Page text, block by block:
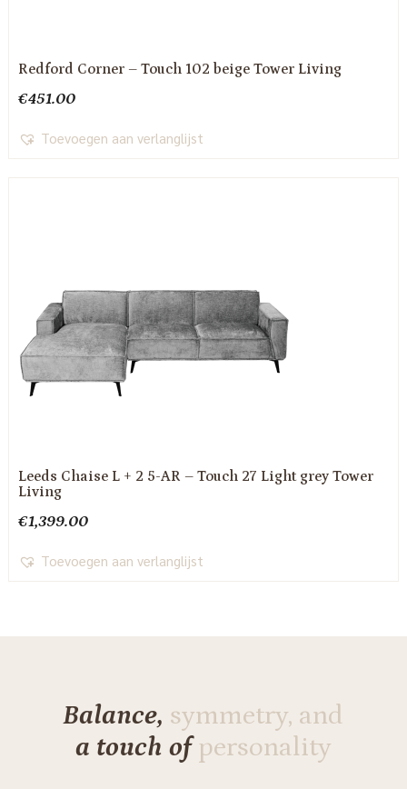
Redford Corner – Touch 102 beige Tower Living
€451.00
Toevoegen aan verlanglijst
Leeds Chaise L + 2 5-AR – Touch 27 Light grey Tower
Living
€1,399.00
Toevoegen aan verlanglijst
Balance, symmetry, and
a touch ofpersonality